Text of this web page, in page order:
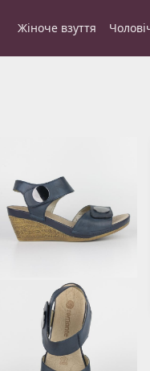
Жіноче взуття